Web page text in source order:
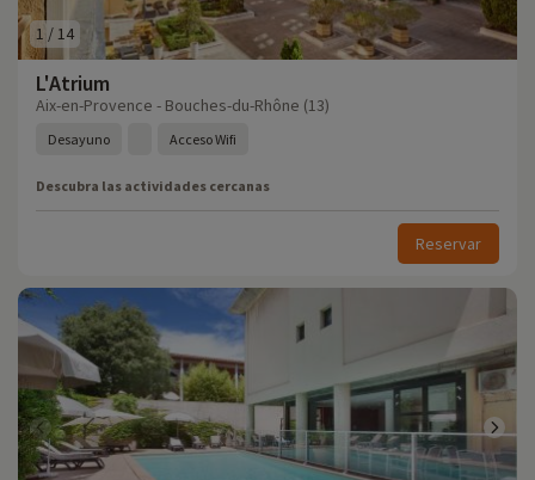
1 / 14
L'Atrium
Aix-en-Provence - Bouches-du-Rhône (13)
Desayuno Acceso Wifi
Descubra las actividades cercanas
Reservar